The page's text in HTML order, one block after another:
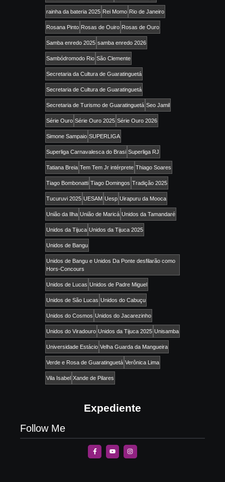
rainha da bateria 2025 Rei Momo Rio de Janeiro
Rosana Pinto Rosas de Ouiro Rosas de Ouro
Samba enredo 2025 samba enredo 2026
Sambódromodo Rio São Clemente
Secretaria da Cultura de Guaratinguetá
Secretaria de Cultura de Guaratinguetá
Secretaria de Turismo de Guaratinguetá Seo Jamil
Série Ouro Série Ouro 2025 Série Ouro 2026
Simone Sampaio SUPERLIGA
Superliga Carnavalesca do Brasi Superliga RJ
Tatiana Breia Tem Tem Jr intérprete Thiago Soares
Tiago Bombonatti Tiago Domingos Tradição 2025
Tucuruvi 2025 UESAM Uesp Uirapuru da Mooca
União da Ilha União de Maricá Unidos da Tamandaré
Unidos da Tijuca Unidos da Tijuca 2025
Unidos de Bangu
Unidos de Bangu e Unidos Da Ponte desfilarão como
Hors-Concours
Unidos de Lucas Unidos de Padre Miguel
Unidos de São Lucas Unidos do Cabuçu
Unidos do Cosmos Unidos do Jacarezinho
Unidos do Viradouro Unidos da Tijuca 2025 Unisamba
Universidade Estácio Velha Guarda da Mangueira
Verde e Rosa de Guaratinguetá Verônica Lima
Vila Isabel Xande de Pilares
Expediente
Follow Me